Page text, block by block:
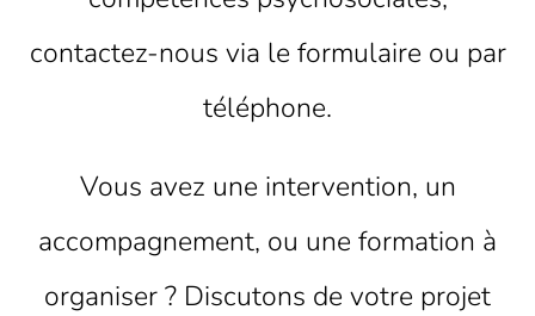
contactez-nous via le formulaire ou par
téléphone.
Vous avez une intervention, un
accompagnement, ou une formation à
organiser ? Discutons de votre projet